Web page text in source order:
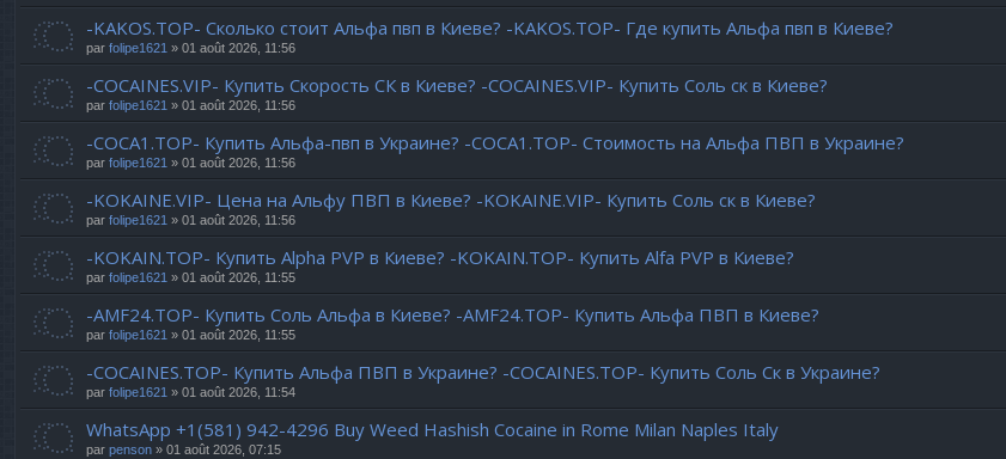
-KAKOS.TOP- Сколько стоит Альфа пвп в Киеве? -KAKOS.TOP- Где купить Альфа пвп в Киеве?
par folipe1621 » 01 août 2026, 11:56
-COCAINES.VIP- Купить Скорость СК в Киеве? -COCAINES.VIP- Купить Соль ск в Киеве?
par folipe1621 » 01 août 2026, 11:56
-COCA1.TOP- Купить Альфа-пвп в Украине? -COCA1.TOP- Стоимость на Альфа ПВП в Украине?
par folipe1621 » 01 août 2026, 11:56
-KOKAINE.VIP- Цена на Альфу ПВП в Киеве? -KOKAINE.VIP- Купить Соль ск в Киеве?
par folipe1621 » 01 août 2026, 11:56
-KOKAIN.TOP- Купить Alpha PVP в Киеве? -KOKAIN.TOP- Купить Alfa PVP в Киеве?
par folipe1621 » 01 août 2026, 11:55
-AMF24.TOP- Купить Соль Альфа в Киеве? -AMF24.TOP- Купить Альфа ПВП в Киеве?
par folipe1621 » 01 août 2026, 11:55
-COCAINES.TOP- Купить Альфа ПВП в Украине? -COCAINES.TOP- Купить Соль Ск в Украине?
par folipe1621 » 01 août 2026, 11:54
WhatsApp +1(581) 942-4296 Buy Weed Hashish Cocaine in Rome Milan Naples Italy
par penson » 01 août 2026, 07:15